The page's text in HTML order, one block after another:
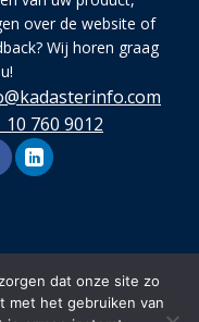
over de website of
Wij horen graag
10 760 9012
dat onze site zo
met het gebruiken van